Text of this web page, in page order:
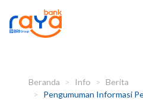
Beranda Info
Berita
Pengumuman Informasi Penyesuaian